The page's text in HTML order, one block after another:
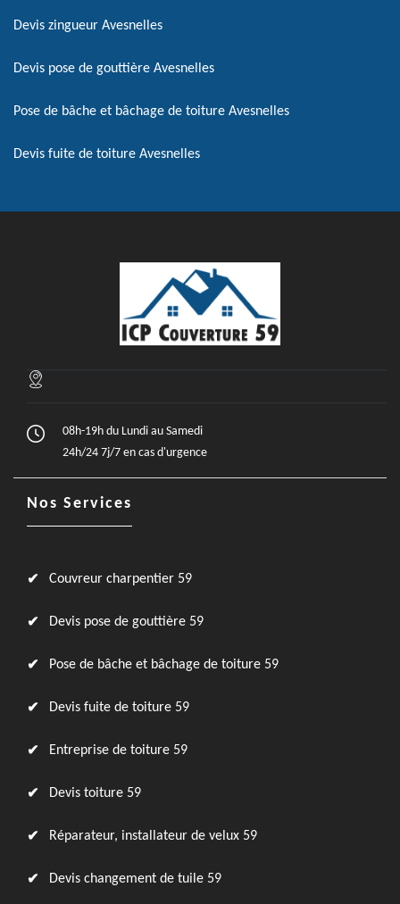
Devis zingueur Avesnelles
Devis pose de gouttière Avesnelles
Pose de bâche et bâchage de toiture Avesnelles
Devis fuite de toiture Avesnelles
08h-19h du Lundi au Samedi
24h/24 7j/7 en cas d'urgence
Nos Services
Couvreur charpentier 59
Devis pose de gouttière 59
Pose de bâche et bâchage de toiture 59
Devis fuite de toiture 59
Entreprise de toiture 59
Devis toiture 59
Réparateur, installateur de velux 59
Devis changement de tuile 59